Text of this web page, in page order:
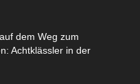
dem Weg zum
Achtklässler in der